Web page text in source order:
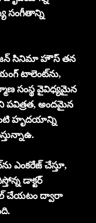
సంగీతాన్ని
విజ‌న్ సినిమా హౌస్ త‌న
టాలెంట్‌ను,
సంస్థ వైవిధ్య‌మైన
ప‌విత్ర‌త‌, అంద‌మైన
హృద‌యాన్ని
చేస్తూ,
డాక్ట‌ర్
చేయ‌టం ద్వారా